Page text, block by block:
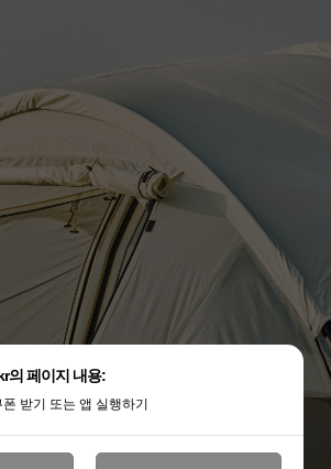
의 페이지 내용:
받기 또는 앱 실행하기